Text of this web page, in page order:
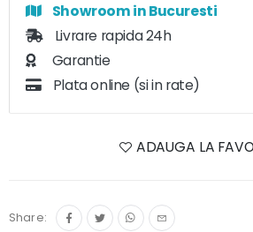
Showroom in Bucuresti
Livrare rapida 24h
Garantie
Plata online (si in rate)
ADAUGA LA
Share: